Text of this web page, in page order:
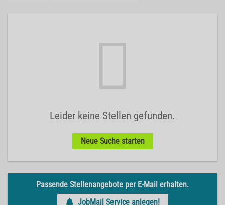
Leider keine Stellen gefunden.
Neue Suche starten
Passende Stellenangebote per E-Mail erhalten.
JobMail Service anlegen!